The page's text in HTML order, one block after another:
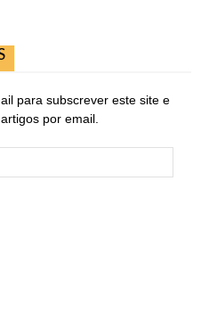
para subscrever este site e
por email.